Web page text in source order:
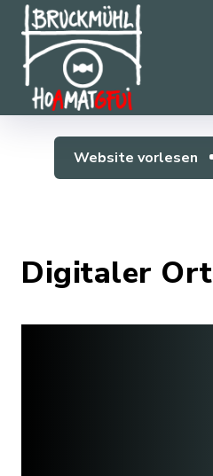
Website vorlesen
Digitaler